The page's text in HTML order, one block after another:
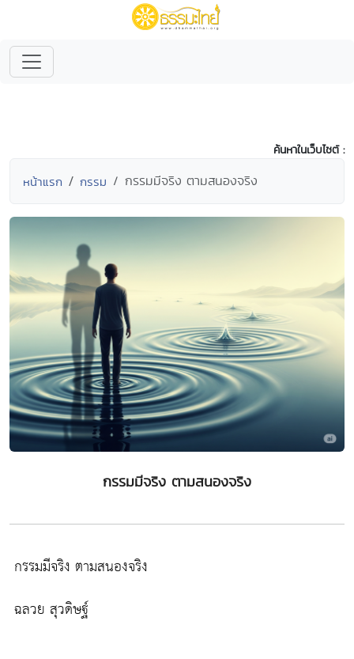
ค้นหาในเว็บไซต์ :
หน้าแรก กรรม กรรมมีจริง ตามสนองจริง
กรรมมีจริง ตามสนองจริง
กรรมมีจริง ตามสนองจริง
ฉลวย สุวดิษฐ์